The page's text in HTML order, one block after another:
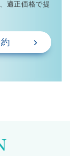
適正価格で提